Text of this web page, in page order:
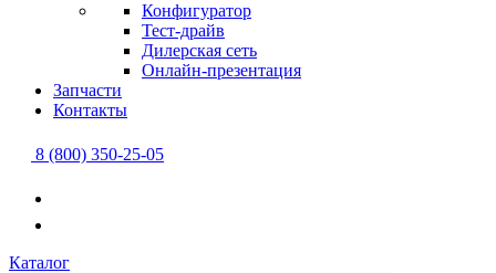
Конфигуратор
Тест-драйв
Дилерская сеть
Онлайн-презентация
Запчасти
Контакты
8 (800) 350-25-05
Каталог